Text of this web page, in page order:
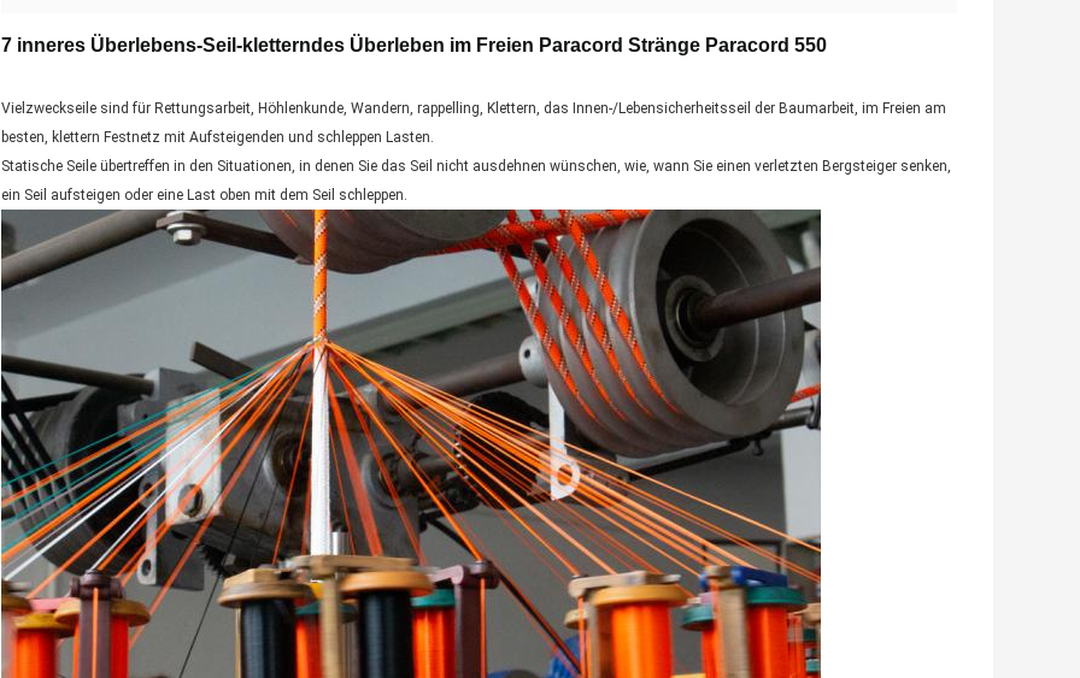
7 inneres Überlebens-Seil-kletterndes Überleben im Freien Paracord Stränge Paracord 550
Vielzweckseile sind für Rettungsarbeit, Höhlenkunde, Wandern, rappelling, Klettern, das Innen-/Lebensicherheitsseil der Baumarbeit, im Freien am
besten, klettern Festnetz mit Aufsteigenden und schleppen Lasten.
Statische Seile übertreffen in den Situationen, in denen Sie das Seil nicht ausdehnen wünschen, wie, wann Sie einen verletzten Bergsteiger senken,
ein Seil aufsteigen oder eine Last oben mit dem Seil schleppen.